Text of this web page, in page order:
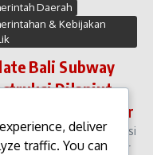
Daerah
& Kebijakan
Bali Subway
Dilanjut
Tunggu Investor
Bali Subway: Konstruksi
April, Tunggu Investor
deliver
traffic. You can